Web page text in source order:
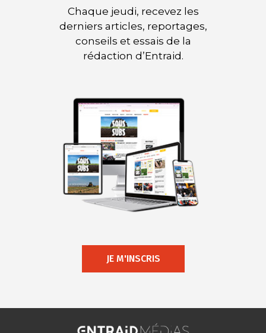
Chaque jeudi, recevez les
derniers articles, reportages,
conseils et essais de la
rédaction d’Entraid.
JE M'INSCRIS